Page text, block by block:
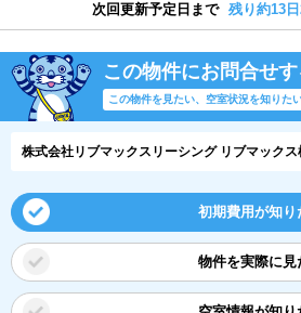
次回更新予定日まで 残り約13
この物件にお問合せす
この物件を見たい、空室状況を知りた
株式会社リブマックスリーシング リブマックス
初期費用が知り
物件を実際に見